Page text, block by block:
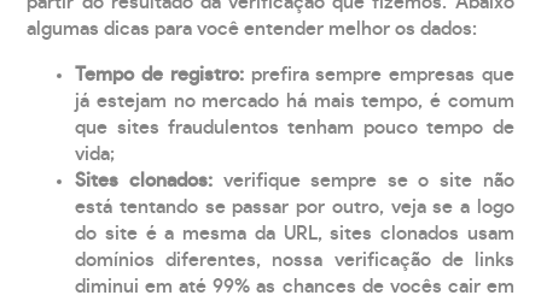
algumas dicas para você entender melhor os dados:
Tempo de registro: prefira sempre empresas que
já estejam no mercado há mais tempo, é comum
que sites fraudulentos tenham pouco tempo de
vida;
Sites clonados: verifique sempre se o site não
está tentando se passar por outro, veja se a logo
do site é a mesma da URL, sites clonados usam
domínios diferentes, nossa verificação de links
diminui em até 99% as chances de vocês cair em